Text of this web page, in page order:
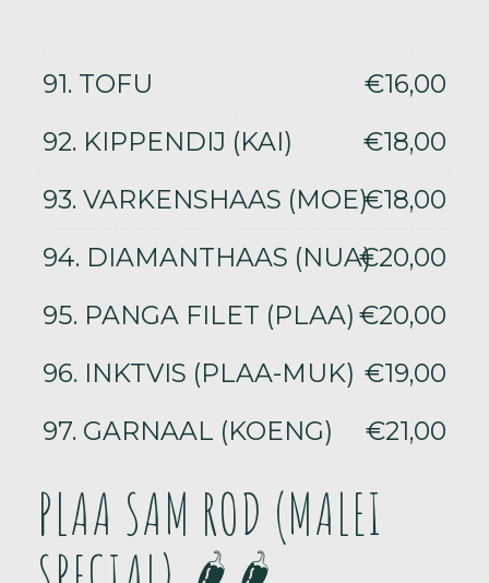
91. TOFU
€16,00
92. KIPPENDIJ (KAI)
€18,00
93. VARKENSHAAS (MOE)€18,00
94. DIAMANTHAAS (NUA)€20,00
95. PANGA FILET (PLAA) €20,00
96. INKTVIS (PLAA-MUK) €19,00
97. GARNAAL (KOENG)
€21,00
PLAA SAM ROD (MALEI